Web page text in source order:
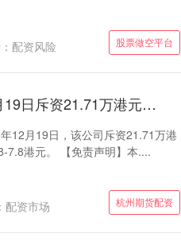
股票做空平台
配资风险
杭州期货配资 微泰医疗-B于12月19日斥资21.71万港元回购2.8万股
12月19日，该公司斥资21.71万港
7.8港元。 【免责声明】本....
杭州期货配资
配资市场